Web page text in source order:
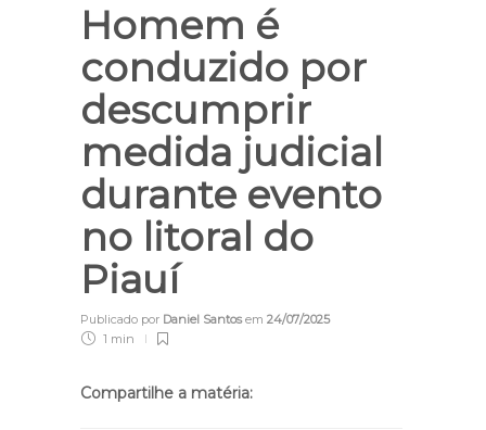
Homem é
conduzido por
descumprir
medida judicial
durante evento
no litoral do
Piauí
Publicado por Daniel Santosem 24/07/2025
1 min
Compartilhe a matéria: